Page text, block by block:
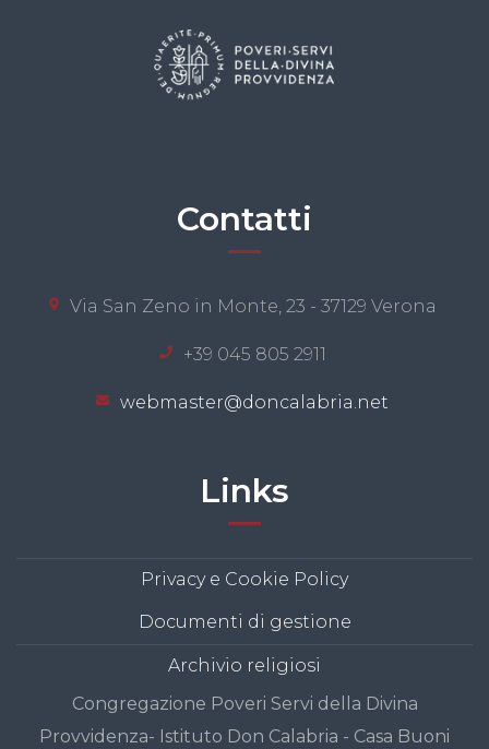
Contatti
Via San Zeno in Monte, 23 - 37129 Verona
+39 045 805 2911
webmaster@doncalabria.net
Links
Privacy e Cookie Policy
Documenti di gestione
Archivio religiosi
Congregazione Poveri Servi della Divina
Provvidenza- Istituto Don Calabria - Casa Buoni